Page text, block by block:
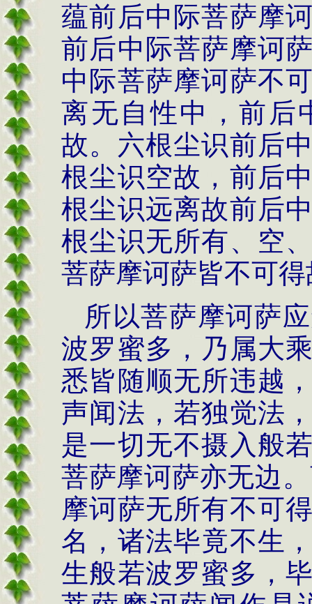
蕴前后中际菩萨摩
前后中际菩萨摩诃
中际菩萨摩诃萨不
离无自性中，前后
故。六根尘识前后
根尘识空故，前后
根尘识远离故前后
根尘识无所有、空
菩萨摩诃萨皆不可
所以菩萨摩诃萨
波罗蜜多，乃属大
悉皆随顺无所违越
声闻法，若独觉法
是一切无不摄入般
菩萨摩诃萨亦无边
摩诃萨无所有不可
名，诸法毕竟不生
生般若波罗蜜多，